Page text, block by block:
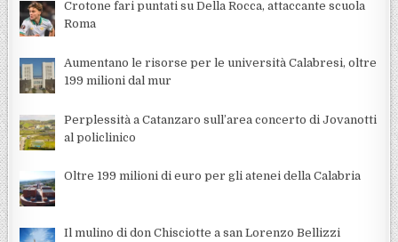
Crotone fari puntati su Della Rocca, attaccante scuola
Roma
Aumentano le risorse per le università Calabresi, oltre
199 milioni dal mur
Perplessità a Catanzaro sull’area concerto di Jovanotti
al policlinico
Oltre 199 milioni di euro per gli atenei della Calabria
Il mulino di don Chisciotte a san Lorenzo Bellizzi